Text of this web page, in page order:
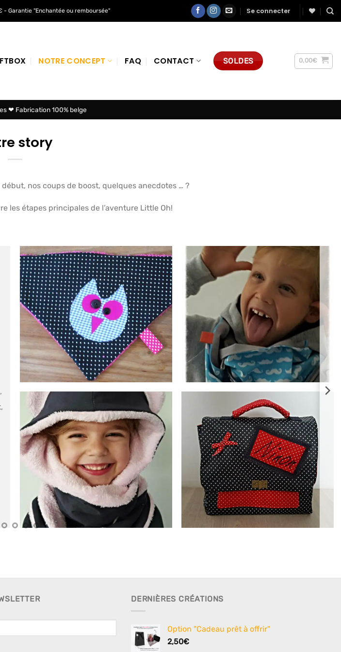
Garantie "Enchantée ou remboursée" Se connecter
NOTRE CONCEPT FAQ CONTACT SOLDES 0,00€
❤ Fabrication 100% belge
story
nos coups de boost, quelques anecdotes … ?
les étapes principales de l’aventure Little Oh!
DERNIÈRES CRÉATIONS
Option "Cadeau prêt à offrir"
2,50€